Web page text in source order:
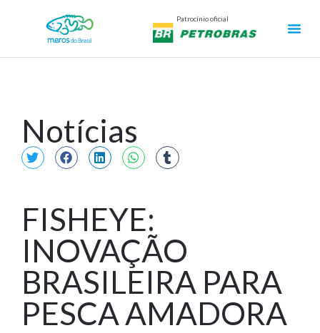
Patrocínio oficial
Notícias
FISHEYE:
INOVAÇÃO
BRASILEIRA PARA
PESCA AMADORA